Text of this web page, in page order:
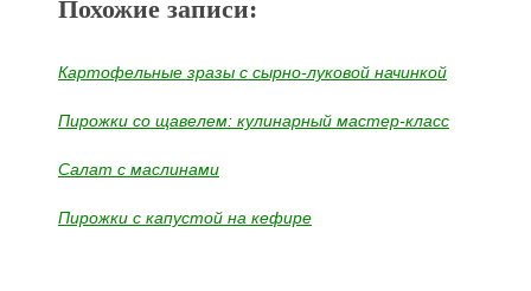
Похожие записи:
Картофельные зразы с сырно-луковой начинкой
Пирожки со щавелем: кулинарный мастер-класс
Салат с маслинами
Пирожки с капустой на кефире